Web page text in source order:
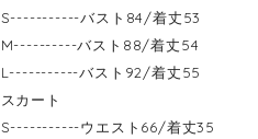
S-----------バスト84/着丈53
M----------バスト88/着丈54
L-----------バスト92/着丈55
スカート
S-----------ウエスト66/着丈35